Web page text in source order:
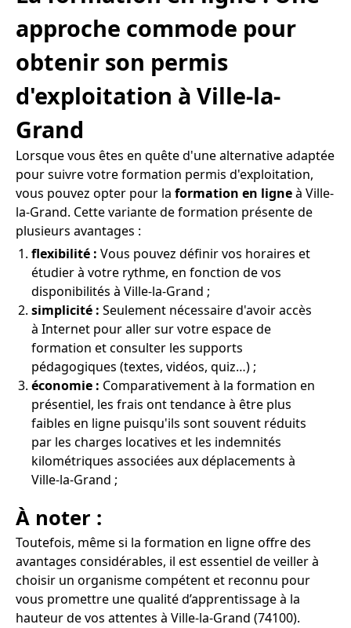
approche commode pour
obtenir son permis
d'exploitation à Ville-la-
Grand
Lorsque vous êtes en quête d'une alternative adaptée
pour suivre votre formation permis d'exploitation,
vous pouvez opter pour la formation en ligneà Ville-
la-Grand. Cette variante de formation présente de
plusieurs avantages :
flexibilité : Vous pouvez définir vos horaires et
étudier à votre rythme, en fonction de vos
disponibilités à Ville-la-Grand ;
simplicité : Seulement nécessaire d'avoir accès
à Internet pour aller sur votre espace de
formation et consulter les supports
pédagogiques (textes, vidéos, quiz…) ;
économie : Comparativement à la formation en
présentiel, les frais ont tendance à être plus
faibles en ligne puisqu'ils sont souvent réduits
par les charges locatives et les indemnités
kilométriques associées aux déplacements à
Ville-la-Grand ;
À noter :
Toutefois, même si la formation en ligne offre des
avantages considérables, il est essentiel de veiller à
choisir un organisme compétent et reconnu pour
vous promettre une qualité d’apprentissage à la
hauteur de vos attentes à Ville-la-Grand (74100).